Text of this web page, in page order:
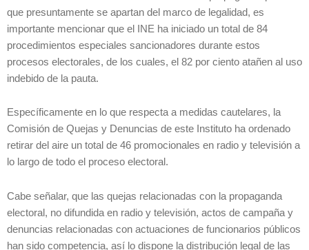
que presuntamente se apartan del marco de legalidad, es
importante mencionar que el INE ha iniciado un total de 84
procedimientos especiales sancionadores durante estos
procesos electorales, de los cuales, el 82 por ciento atañen al uso
indebido de la pauta.
Específicamente en lo que respecta a medidas cautelares, la
Comisión de Quejas y Denuncias de este Instituto ha ordenado
retirar del aire un total de 46 promocionales en radio y televisión a
lo largo de todo el proceso electoral.
Cabe señalar, que las quejas relacionadas con la propaganda
electoral, no difundida en radio y televisión, actos de campaña y
denuncias relacionadas con actuaciones de funcionarios públicos
han sido competencia, así lo dispone la distribución legal de las